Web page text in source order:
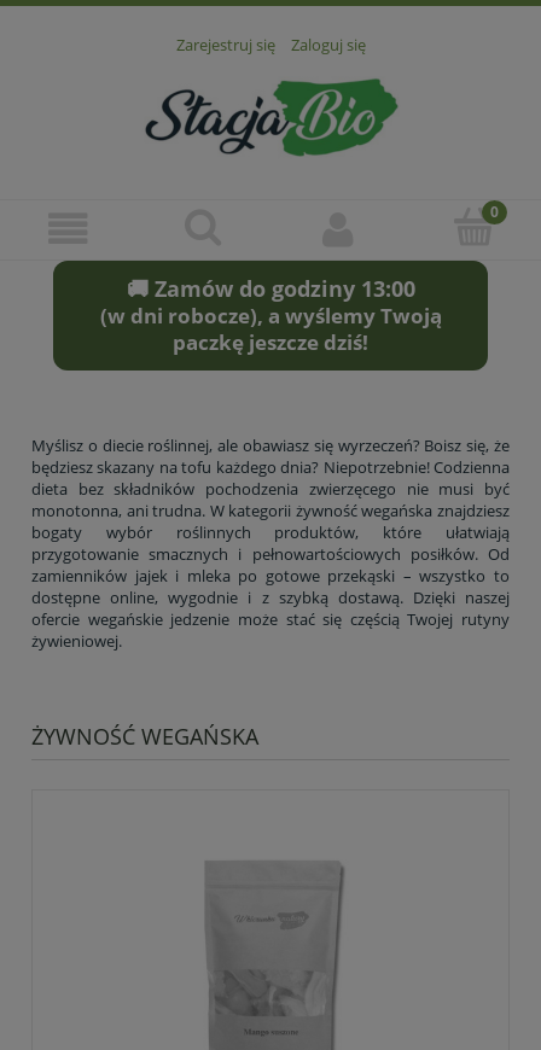
Zarejestruj się Zaloguj się
🚚 Zamów do godziny 13:00
(w dni robocze), a wyślemy Twoją
paczkę jeszcze dziś!
Myślisz o diecie roślinnej, ale obawiasz się wyrzeczeń? Boisz się, że
będziesz skazany na tofu każdego dnia? Niepotrzebnie! Codzienna
dieta bez składników pochodzenia zwierzęcego nie musi być
monotonna, ani trudna. W kategorii żywność wegańska znajdziesz
bogaty wybór roślinnych produktów, które ułatwiają
przygotowanie smacznych i pełnowartościowych posiłków. Od
zamienników jajek i mleka po gotowe przekąski – wszystko to
dostępne online, wygodnie i z szybką dostawą. Dzięki naszej
ofercie wegańskie jedzenie może stać się częścią Twojej rutyny
żywieniowej.
ŻYWNOŚĆ WEGAŃSKA